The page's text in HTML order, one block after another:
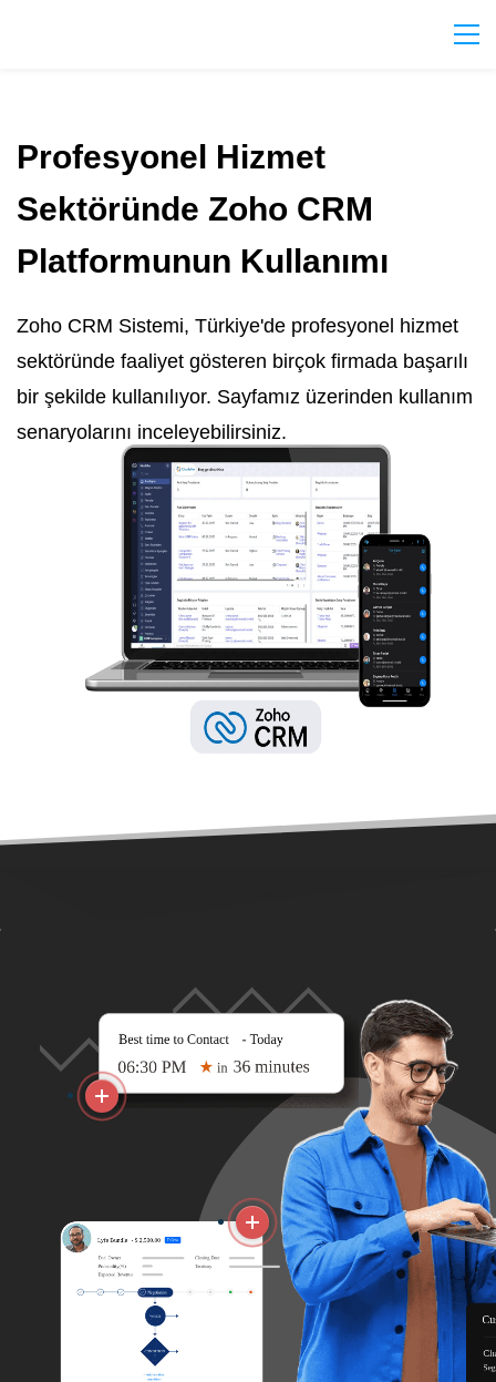
Profesyonel Hizmet
Sektöründe Zoho CRM
Platformunun Kullanımı
Zoho CRM Sistemi, Türkiye'de profesyonel hizmet
sektöründe faaliyet gösteren birçok firmada başarılı
bir şekilde kullanılıyor. Sayfamız üzerinden kullanım
senaryolarını inceleyebilirsiniz.
More
More